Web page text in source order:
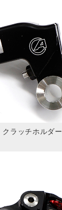
クラッチホルダー